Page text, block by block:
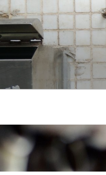
Aller
au
principal